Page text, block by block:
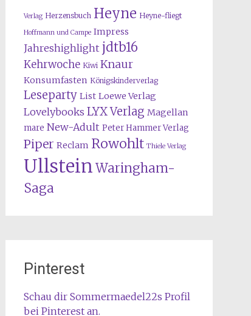
Verlag Herzensbuch Heyne Heyne-fliegt
Hoffmann und Campe Impress
Jahreshighlight jdtb16
Kehrwoche Kiwi Knaur
Konsumfasten Königskinderverlag
Leseparty List Loewe Verlag
Lovelybooks LYX Verlag Magellan
mare New-Adult Peter Hammer Verlag
Piper Reclam Rowohlt Thiele Verlag
UllsteinWaringham-
Saga
Pinterest
Schau dir Sommermaedel22s Profil
bei Pinterest an.